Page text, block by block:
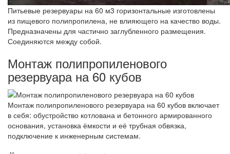
Питьевые резервуары на 60 м3 горизонтальные изготовлены
из пищевого полипропилена, не влияющего на качество воды.
Предназначены для частично заглубленного размещения.
Соединяются между собой.
Монтаж полипропиленового
резервуара на 60 кубов
Монтаж полипропиленового резервуара на 60 кубов включает
в себя: обустройство котлована и бетонного армированного
основания, установка ёмкости и её трубная обвязка,
подключение к инженерным системам.